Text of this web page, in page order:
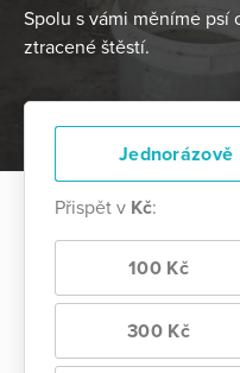
Spolu s vámi měníme psí
ztracené štěstí.
Jednorázově
Přispět v Kč:
100 Kč
300 Kč